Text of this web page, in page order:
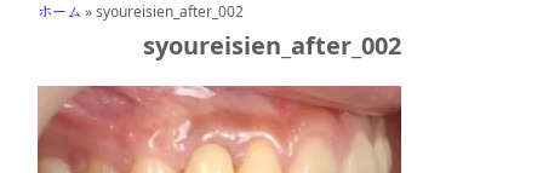
ホーム »syoureisien_after_002
syoureisien_after_002